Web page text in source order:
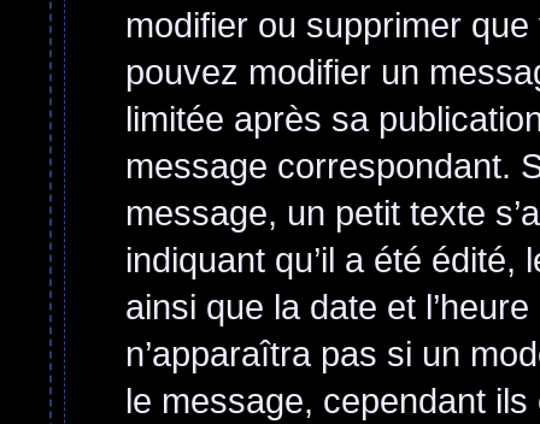
modifier ou supprimer
pouvez modifier un
limitée après sa
message correspondant.
message, un petit texte
indiquant qu’il a été édité,
ainsi que la date et
n’apparaîtra pas si un
le message, cependant